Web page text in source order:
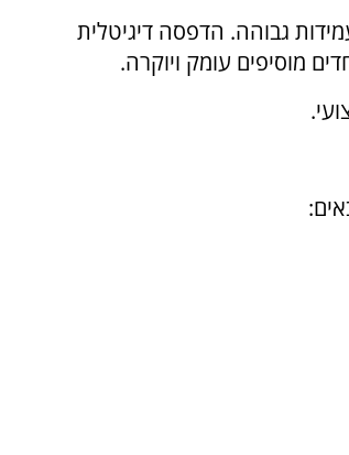
גבוהה. הדפסה דיגיטלית
מוסיפים עומק ויוקרה.